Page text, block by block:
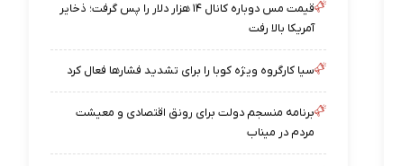
قیمت مس دوباره کانال ۱۴ هزار دلار را پس گرفت؛ ذخایر
آمریکا بالا رفت
سیا کارگروه ویژه کوبا را برای تشدید فشارها فعال کرد
برنامه منسجم دولت برای رونق اقتصادی و معیشت
مردم در میناب